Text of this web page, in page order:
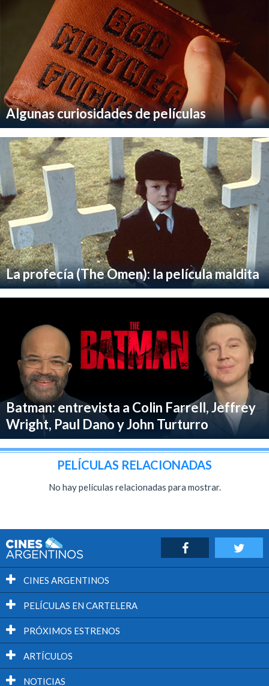
Algunas curiosidades de películas
La profecía (The Omen): la película maldita
Batman: entrevista a Colin Farrell, Jeffrey
Wright, Paul Dano y John Turturro
PELÍCULAS RELACIONADAS
No hay películas relacionadas para mostrar.
CINES ARGENTINOS
PELÍCULAS EN CARTELERA
PRÓXIMOS ESTRENOS
ARTÍCULOS
NOTICIAS